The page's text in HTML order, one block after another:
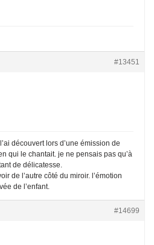
#13451
découvert lors d’une émission de
qui le chantait. je ne pensais pas qu’à
de délicatesse.
de l’autre côté du miroir. l’émotion
de l’enfant.
#14699